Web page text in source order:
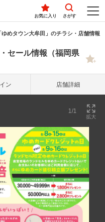
お気に入り さがす
ゆめタウン大牟田」のチラシ・店舗情報
セール情報（福岡県
ン 店舗詳細
1/1
拡大